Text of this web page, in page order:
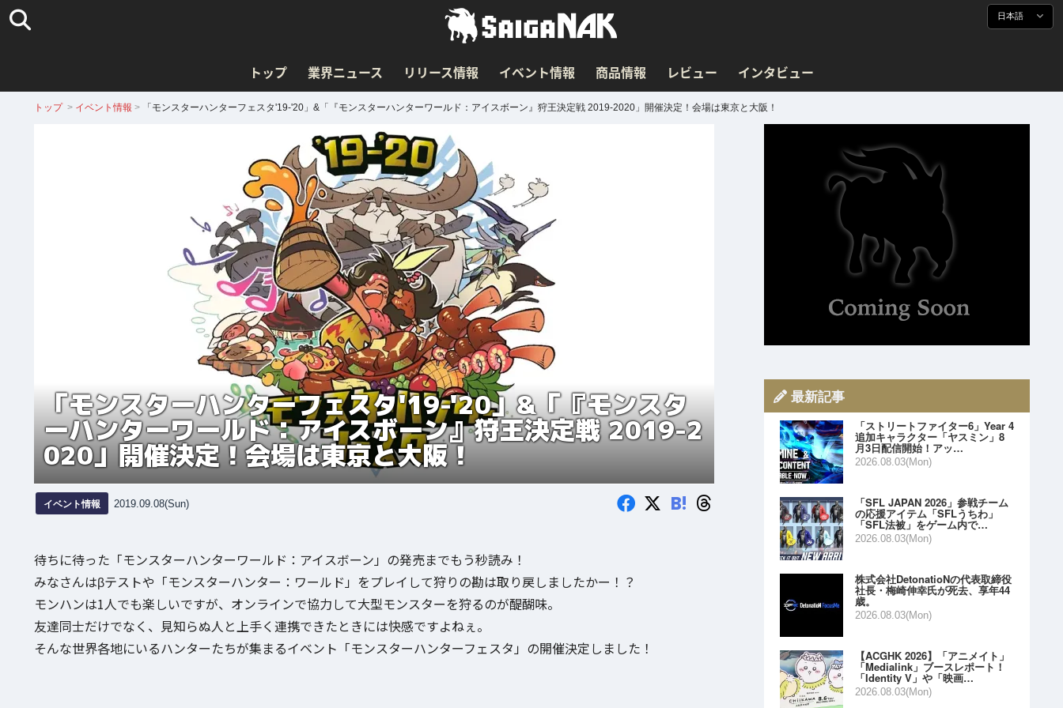
日本語
トップ 業界ニュース リリース情報 イベント情報 商品情報 レビュー インタビュー
トップ > イベント情報 > 「モンスターハンターフェスタ'19-'20」&「『モンスターハンターワールド：アイスボーン』狩王決定戦 2019-2020」開催決定！会場は東京と大阪！
「モンスターハンターフェスタ'19-'20」&「『モンスタ
ーハンターワールド：アイスボーン』狩王決定戦 2019-2
020」開催決定！会場は東京と大阪！
イベント情報 2019.09.08(Sun) B!
待ちに待った「モンスターハンターワールド：アイスボーン」の発売までもう秒読み！
みなさんはβテストや「モンスターハンター：ワールド」をプレイして狩りの勘は取り戻しましたかー！？
モンハンは1人でも楽しいですが、オンラインで協力して大型モンスターを狩るのが醍醐味。
友達同士だけでなく、見知らぬ人と上手く連携できたときには快感ですよねぇ。
そんな世界各地にいるハンターたちが集まるイベント「モンスターハンターフェスタ」の開催決定しました！
最新記事
「ストリートファイター6」Year 4
追加キャラクター「ヤスミン」8
月3日配信開始！アッ…
2026.08.03(Mon)
「SFL JAPAN 2026」参戦チーム
の応援アイテム「SFLうちわ」
「SFL法被」をゲーム内で…
2026.08.03(Mon)
株式会社DetonatioNの代表取締役
社長・梅崎伸幸氏が死去、享年44
歳。
2026.08.03(Mon)
【ACGHK 2026】「アニメイト」
「Medialink」ブースレポート！
「Identity V」や「映画…
2026.08.03(Mon)